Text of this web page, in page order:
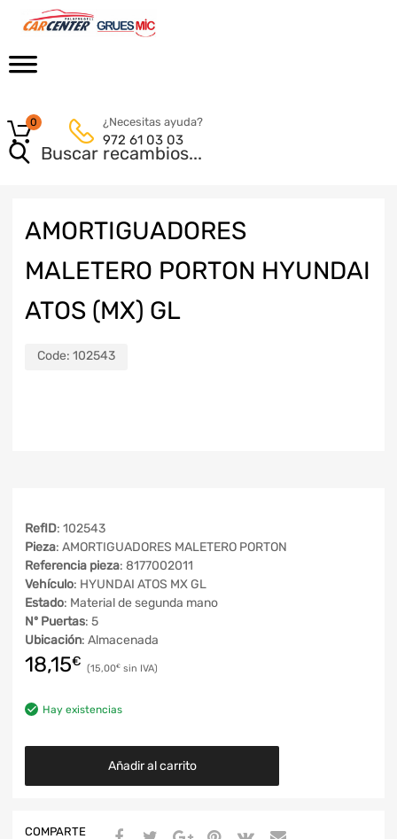
¿Necesitas ayuda?
972 61 03 03
0
AMORTIGUADORES
MALETERO PORTON HYUNDAI
ATOS (MX) GL
Code: 102543
RefID: 102543
Pieza: AMORTIGUADORES MALETERO PORTON
Referencia pieza: 8177002011
Vehículo: HYUNDAI ATOS MX GL
Estado: Material de segunda mano
Nº Puertas: 5
Ubicación: Almacenada
18,15€ 15,00€
Hay existencias
Añadir al carrito
COMPARTE